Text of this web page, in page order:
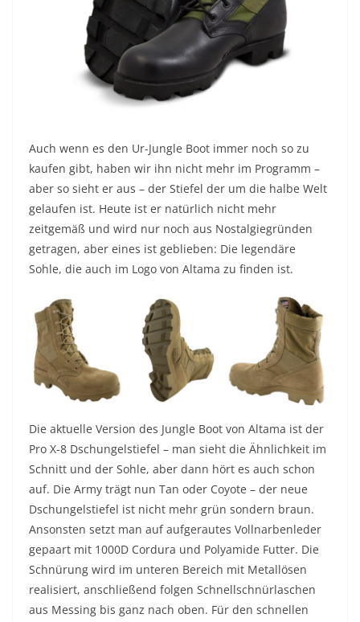
Auch wenn es den Ur-Jungle Boot immer noch so zu
kaufen gibt, haben wir ihn nicht mehr im Programm –
aber so sieht er aus – der Stiefel der um die halbe Welt
gelaufen ist. Heute ist er natürlich nicht mehr
zeitgemäß und wird nur noch aus Nostalgiegründen
getragen, aber eines ist geblieben: Die legendäre
Sohle, die auch im Logo von Altama zu finden ist.
Die aktuelle Version des Jungle Boot von Altama ist der
Pro X-8 Dschungelstiefel – man sieht die Ähnlichkeit im
Schnitt und der Sohle, aber dann hört es auch schon
auf. Die Army trägt nun Tan oder Coyote – der neue
Dschungelstiefel ist nicht mehr grün sondern braun.
Ansonsten setzt man auf aufgerautes Vollnarbenleder
gepaart mit 1000D Cordura und Polyamide Futter. Die
Schnürung wird im unteren Bereich mit Metallösen
realisiert, anschließend folgen Schnellschnürlaschen
aus Messing bis ganz nach oben. Für den schnellen